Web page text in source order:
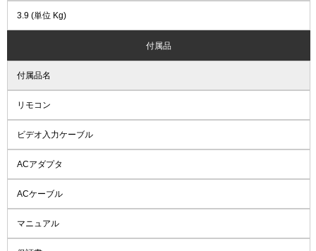
3.9 (単位 Kg)
付属品
付属品名
リモコン
ビデオ入力ケーブル
ACアダプタ
ACケーブル
マニュアル